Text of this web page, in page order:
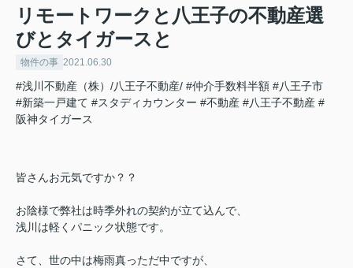
リモートワークと八王子の不動産選
びとタイガースと
物件の事 2021.06.30
#浅川不動産（株）/八王子不動産/ #仲介手数料半額 #八王子市
#新築一戸建て #スタディカウンター #不動産 #八王子不動産 #
阪神タイガース
皆さんお元気ですか？？
お陰様で弊社は時季外れの契約が立て込んで、
浅川は軽くパニック状態です。
さて、世の中は梅雨真っただ中ですが、